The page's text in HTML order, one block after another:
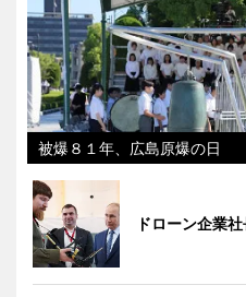
被爆８１年、広島原爆の日
ドローン企業